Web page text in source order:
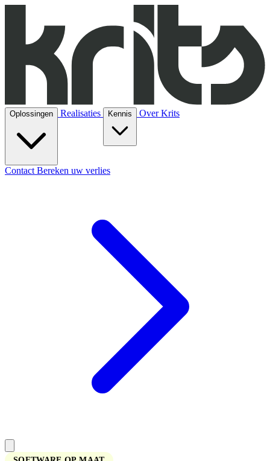
Oplossingen Realisaties Kennis Over Krits
Contact Bereken uw verlies